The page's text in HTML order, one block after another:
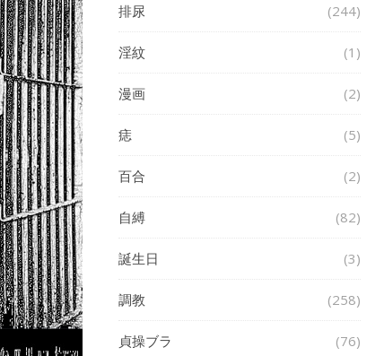
排尿 (244)
淫紋 (1)
漫画 (2)
痣 (5)
百合 (2)
自縛 (82)
誕生日 (3)
調教 (258)
貞操ブラ (76)